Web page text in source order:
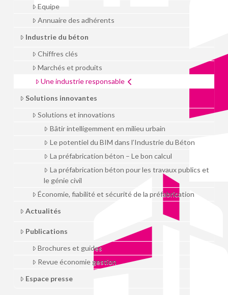
Equipe
Annuaire des adhérents
Industrie du béton
Chiffres clés
Marchés et produits
Une industrie responsable
Solutions innovantes
Solutions et innovations
Bâtir intelligemment en milieu urbain
Le potentiel du BIM dans l’Industrie du Béton
La préfabrication béton – Le bon calcul
La préfabrication béton pour les travaux publics et
le génie civil
Économie, fiabilité et sécurité de la préfabrication
Actualités
Publications
Brochures et guides
Revue économie gestion
Espace presse